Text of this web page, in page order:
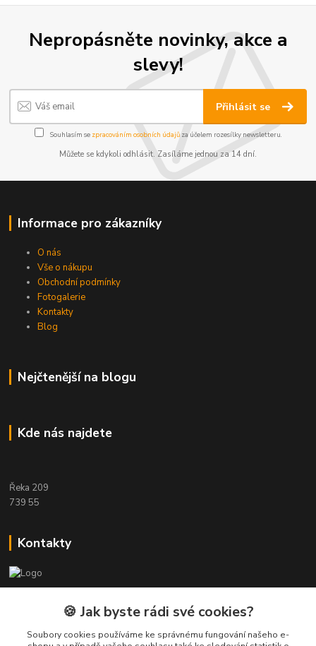
Nepropásněte novinky, akce a
slevy!
Přihlásit se
Souhlasím se zpracováním osobních údajůza účelem rozesílky newsletteru.
Můžete se kdykoli odhlásit. Zasíláme jednou za 14 dní.
Informace pro zákazníky
O nás
Vše o nákupu
Obchodní podmínky
Fotogalerie
Kontakty
Blog
Nejčtenější na blogu
Kde nás najdete
Řeka 209
739 55
Kontakty
Zákaznická podpora Eshop-rychle
🍪 Jak byste rádi své cookies?
Soubory cookies používáme ke správnému fungování našeho e-